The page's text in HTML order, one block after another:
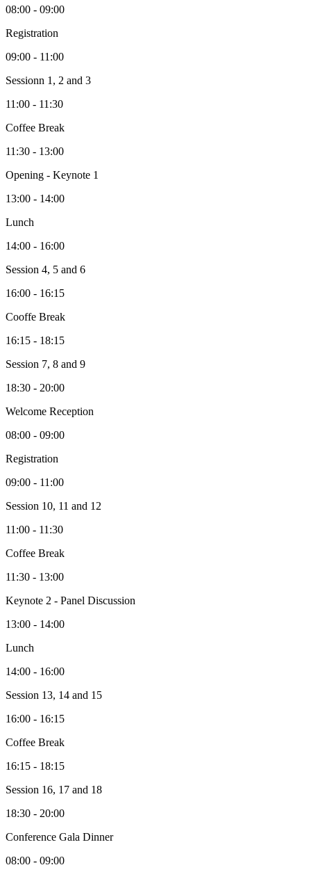
08:00 - 09:00
Registration
09:00 - 11:00
Sessionn 1, 2 and 3
11:00 - 11:30
Coffee Break
11:30 - 13:00
Opening - Keynote 1
13:00 - 14:00
Lunch
14:00 - 16:00
Session 4, 5 and 6
16:00 - 16:15
Cooffe Break
16:15 - 18:15
Session 7, 8 and 9
18:30 - 20:00
Welcome Reception
08:00 - 09:00
Registration
09:00 - 11:00
Session 10, 11 and 12
11:00 - 11:30
Coffee Break
11:30 - 13:00
Keynote 2 - Panel Discussion
13:00 - 14:00
Lunch
14:00 - 16:00
Session 13, 14 and 15
16:00 - 16:15
Coffee Break
16:15 - 18:15
Session 16, 17 and 18
18:30 - 20:00
Conference Gala Dinner
08:00 - 09:00